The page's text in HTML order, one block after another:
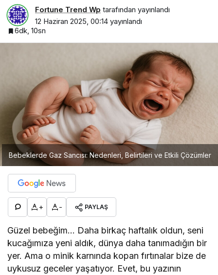
Fortune Trend Wp tarafından yayınlandı
12 Haziran 2025, 00:14 yayınlandı
6dk, 10sn
Bebeklerde Gaz Sancısı: Nedenleri, Belirtileri ve Etkili Çözümler
+ - PAYLAŞ
Güzel bebeğim… Daha birkaç haftalık oldun, seni
kucağımıza yeni aldık, dünya daha tanımadığın bir
yer. Ama o minik karnında kopan fırtınalar bize de
uykusuz geceler yaşatıyor. Evet, bu yazının